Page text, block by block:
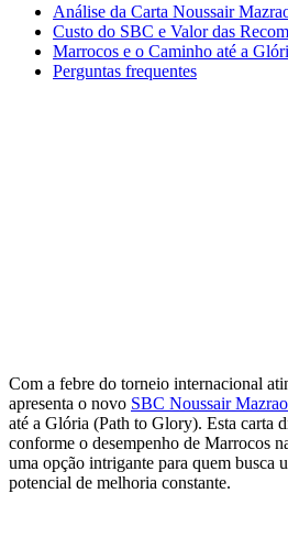
Análise da Carta Noussair
Custo do SBC e Valor das
Marrocos e o Caminho até a
Perguntas frequentes
Com a febre do torneio internacional
apresenta o novo SBC Noussair
até a Glória (Path to Glory). Esta carta
conforme o desempenho de Marrocos
uma opção intrigante para quem busca
potencial de melhoria constante.